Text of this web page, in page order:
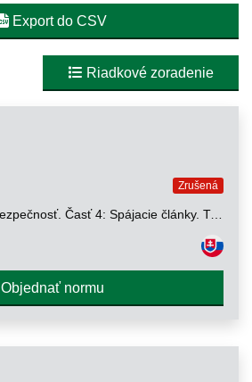
Export do CSV
Riadkové zoradenie
Zrušená
Súčiastky závesov. Bezpečnosť. Časť 4: Spájacie články. Trieda 8
Objednať normu